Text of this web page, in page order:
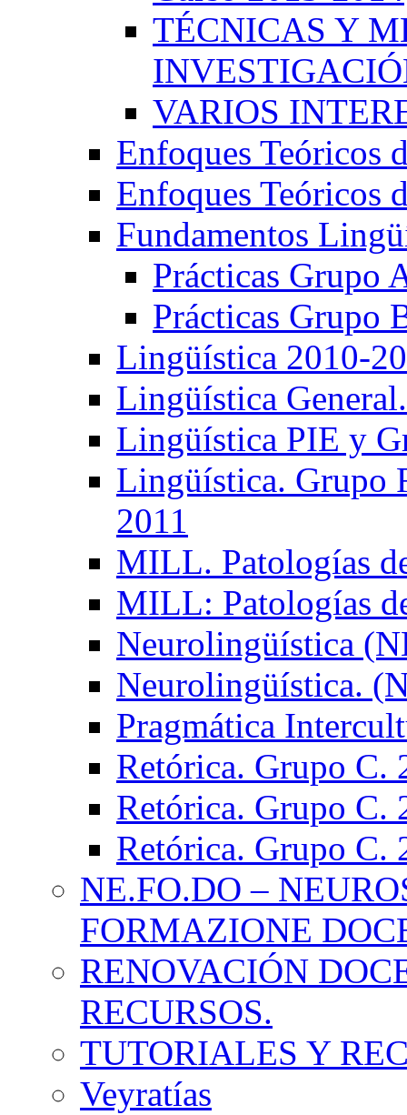
TÉCNICAS Y
VARIOS
Enfoques Teóricos
Enfoques Teóricos
Fundamentos
Prácticas Grupo
Prácticas Grupo
Lingüística 2010-
Lingüística
Lingüística PIE y
Lingüística. Grupo
2011
MILL. Patologías
MILL: Patologías
Neurolingüística
Neurolingüística.
Pragmática
Retórica. Grupo C.
Retórica. Grupo C.
Retórica. Grupo C.
NE.FO.DO –
FORMAZIONE
RENOVACIÓN
RECURSOS.
TUTORIALES Y
Veyratías